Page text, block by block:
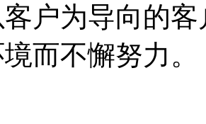
户为导向的
而不懈努力。